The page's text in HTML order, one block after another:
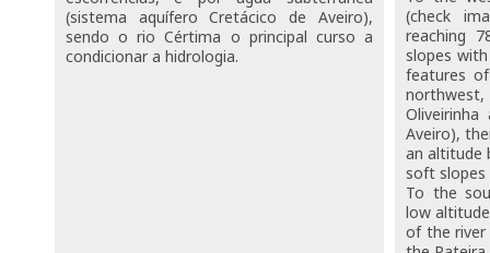
(sistema aquífero Cretácico de Aveiro),
sendo o rio Cértima o principal curso a
condicionar a hidrologia.
(check
reaching
slopes
features
Aveiro),
an altitude
soft slopes
To the
low
of the river